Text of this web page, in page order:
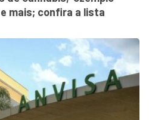
mais; confira a lista